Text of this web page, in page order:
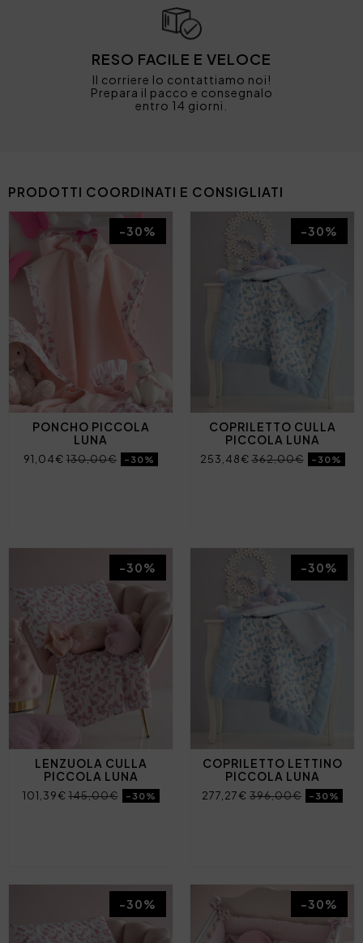
RESO FACILE E VELOCE
Il corriere lo contattiamo noi!
Prepara il pacco e consegnalo
entro 14 giorni.
PRODOTTI COORDINATI E CONSIGLIATI
PONCHO PICCOLA
LUNA
91,04€ 130,00€ -30%
-30%
COPRILETTO CULLA
PICCOLA LUNA
253,48€362,00€ -30%
-30%
LENZUOLA CULLA
PICCOLA LUNA
101,39€145,00€ -30%
-30%
COPRILETTO LETTINO
PICCOLA LUNA
277,27€ 396,00€ -30%
-30%
-30% -30%